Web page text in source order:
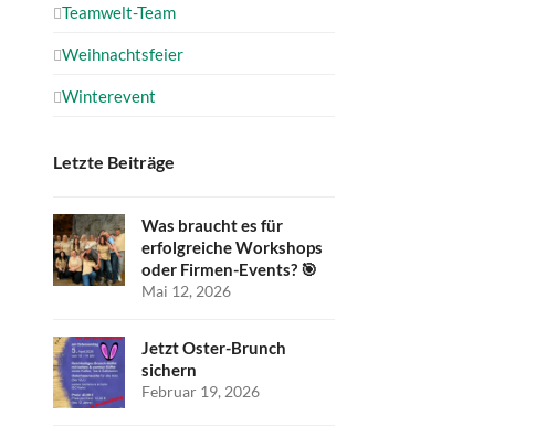
Teamwelt-Team
Weihnachtsfeier
Winterevent
Letzte Beiträge
Was braucht es für
erfolgreiche Workshops
oder Firmen-Events? 🎯
Mai 12, 2026
Jetzt Oster-Brunch
sichern
Februar 19, 2026